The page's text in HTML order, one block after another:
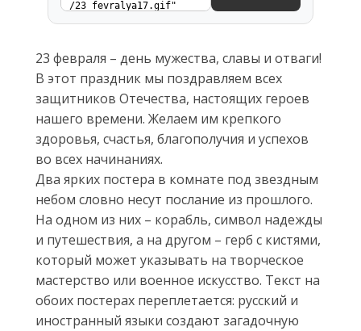
23 февраля – день мужества, славы и отваги!
В этот праздник мы поздравляем всех
защитников Отечества, настоящих героев
нашего времени. Желаем им крепкого
здоровья, счастья, благополучия и успехов
во всех начинаниях.
Два ярких постера в комнате под звездным
небом словно несут послание из прошлого.
На одном из них – корабль, символ надежды
и путешествия, а на другом – герб с кистями,
который может указывать на творческое
мастерство или военное искусство. Текст на
обоих постерах переплетается: русский и
иностранный языки создают загадочную